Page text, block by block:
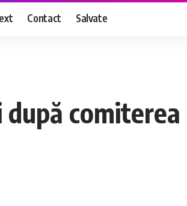
Contact Salvate